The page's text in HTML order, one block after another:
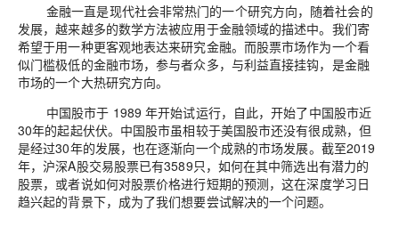
金融一直是现代社会非常热门的一个研究方向，随着社会的
发展，越来越多的数学方法被应用于金融领域的描述中。我们寄
希望于用一种更客观地表达来研究金融。而股票市场作为一个看
似门槛极低的金融市场，参与者众多，与利益直接挂钩，是金融
市场的一个大热研究方向。
中国股市于 1989 年开始试运行，自此，开始了中国股市近
30年的起起伏伏。中国股市虽相较于美国股市还没有很成熟，但
是经过30年的发展，也在逐渐向一个成熟的市场发展。截至2019
年，沪深A股交易股票已有3589只，如何在其中筛选出有潜力的
股票，或者说如何对股票价格进行短期的预测，这在深度学习日
趋兴起的背景下，成为了我们想要尝试解决的一个问题。